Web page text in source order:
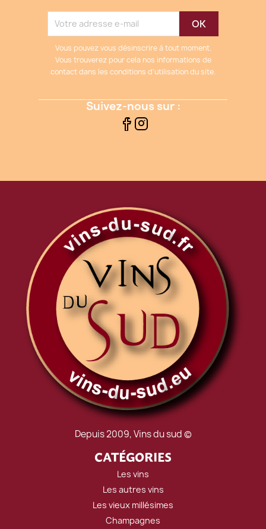
Vous pouvez vous désinscrire à tout moment.
Vous trouverez pour cela nos informations de
contact dans les conditions d'utilisation du site.
Suivez-nous sur :
Depuis 2009, Vins du sud ©
CATÉGORIES
Les vins
Les autres vins
Les vieux millésimes
Champagnes